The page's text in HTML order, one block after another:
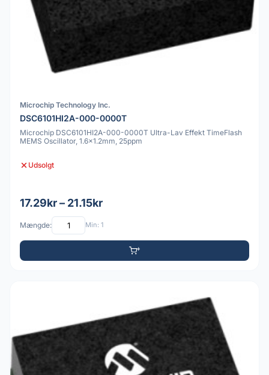
Microchip Technology Inc.
DSC6101HI2A-000-0000T
Microchip DSC6101HI2A-000-0000T Ultra-Lav Effekt TimeFlash
MEMS Oscillator, 1.6x1.2mm, 25ppm
Udsolgt
17.29kr – 21.15kr
Mængde: Min: 1